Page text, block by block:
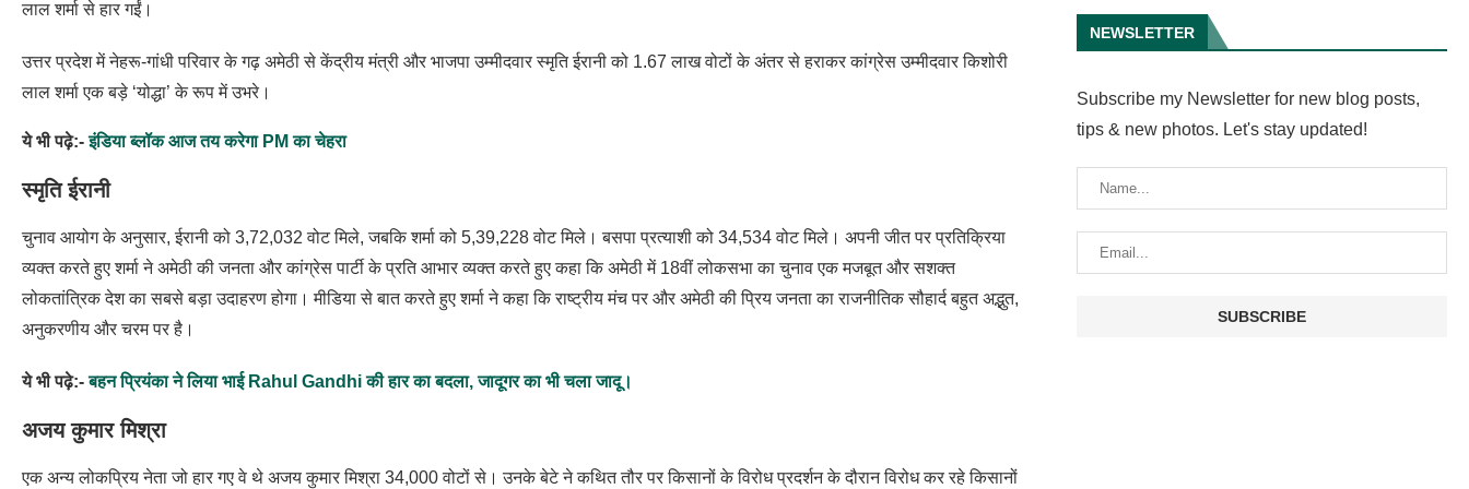
लाल शर्मा से हार गईं।
उत्तर प्रदेश में नेहरू-गांधी परिवार के गढ़ अमेठी से केंद्रीय मंत्री और भाजपा उम्मीदवार स्मृति ईरानी को 1.67 लाख वोटों के अंतर से हराकर कांग्रेस उम्मीदवार किशोरी
लाल शर्मा एक बड़े ‘योद्धा’ के रूप में उभरे।
ये भी पढ़े:-इंडिया ब्लॉक आज तय करेगा PM का चेहरा
स्मृति ईरानी
चुनाव आयोग के अनुसार, ईरानी को 3,72,032 वोट मिले, जबकि शर्मा को 5,39,228 वोट मिले। बसपा प्रत्याशी को 34,534 वोट मिले। अपनी जीत पर प्रतिक्रिया
व्यक्त करते हुए शर्मा ने अमेठी की जनता और कांग्रेस पार्टी के प्रति आभार व्यक्त करते हुए कहा कि अमेठी में 18वीं लोकसभा का चुनाव एक मजबूत और सशक्त
लोकतांत्रिक देश का सबसे बड़ा उदाहरण होगा। मीडिया से बात करते हुए शर्मा ने कहा कि राष्ट्रीय मंच पर और अमेठी की प्रिय जनता का राजनीतिक सौहार्द बहुत अद्भुत,
अनुकरणीय और चरम पर है।
ये भी पढ़े:-बहन प्रियंका ने लिया भाई Rahul Gandhi की हार का बदला, जादूगर का भी चला जादू।
अजय कुमार मिश्रा
एक अन्य लोकप्रिय नेता जो हार गए वे थे अजय कुमार मिश्रा 34,000 वोटों से। उनके बेटे ने कथित तौर पर किसानों के विरोध प्रदर्शन के दौरान विरोध कर रहे किसानों
NEWSLETTER
Subscribe my Newsletter for new blog posts,
tips & new photos. Let's stay updated!